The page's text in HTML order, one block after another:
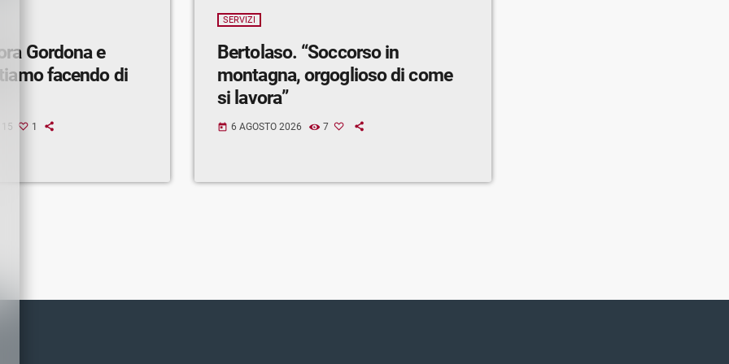
Gordona e
facendo di
15 1
SERVIZI
Bertolaso. “Soccorso in
montagna, orgoglioso di come
si lavora”
today 6 AGOSTO 2026 7